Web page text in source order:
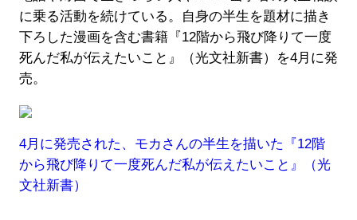
に乗る活動を続けている。自身の半生を題材に描き
下ろした漫画を含む書籍『12階から飛び降りて一度
死んだ私が伝えたいこと』（光文社新書）を4月に発
売。
4月に発売された、モカさんの半生を描いた『12階
から飛び降りて一度死んだ私が伝えたいこと』（光
文社新書）